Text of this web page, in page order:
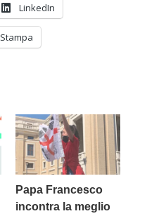
LinkedIn
Stampa
Papa Francesco
incontra la meglio